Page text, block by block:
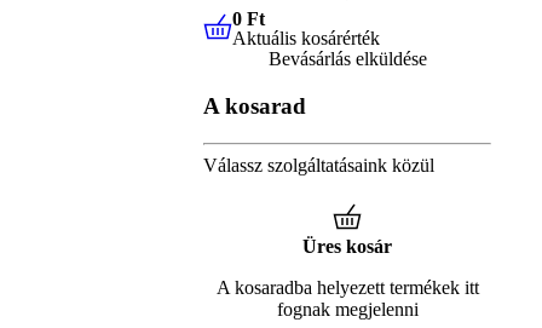
0 FtAktuális kosárérték
0 Ft
Aktuális kosárérték
Bevásárlás elküldése
A kosarad
Válassz szolgáltatásaink közül
Üres kosár
A kosaradba helyezett termékek itt
fognak megjelenni